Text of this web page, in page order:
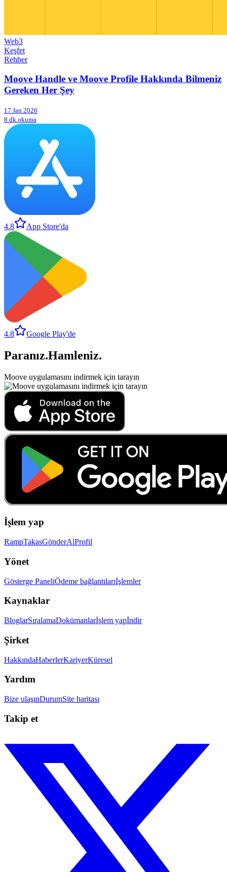
Web3
Keşfet
Rehber
Moove Handle ve Moove Profile Hakkında Bilmeniz
Gereken Her Şey
17 Jan 2026
8 dk okuma
4.8 App Store'da
4.8 Google Play'de
Paranız.Hamleniz.
Moove uygulamasını indirmek için tarayın
İşlem yap
RampTakasGönderAlProfil
Yönet
Gösterge PaneliÖdeme bağlantılarıİşlemler
Kaynaklar
BloglarSıralamaDokümanlarİşlem yapİndir
Şirket
HakkındaHaberlerKariyerKüresel
Yardım
Bize ulaşınDurumSite haritası
Takip et